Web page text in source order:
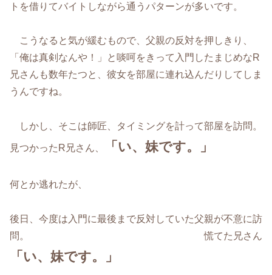
トを借りてバイトしながら通うパターンが多いです。
こうなると気が緩むもので、父親の反対を押しきり、
「俺は真剣なんや！」と啖呵をきって入門したまじめなR
兄さんも数年たつと、彼女を部屋に連れ込んだりしてしま
うんですね。
しかし、そこは師匠、タイミングを計って部屋を訪問。
見つかったR兄さん、 「い、妹です。」
何とか逃れたが、
後日、今度は入門に最後まで反対していた父親が不意に訪
問。 慌てた兄さん
「い、妹です。」